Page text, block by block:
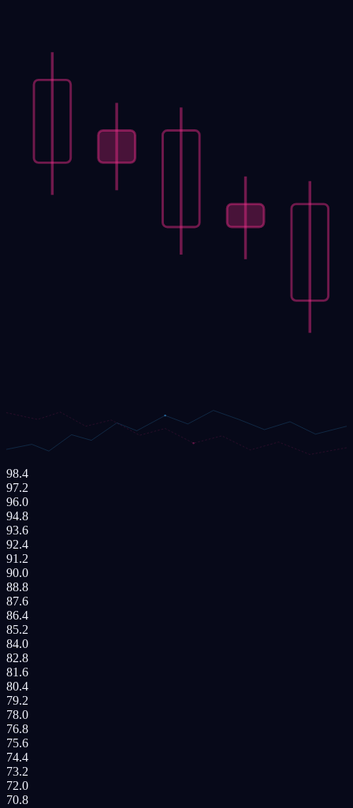
98.4
97.2
96.0
94.8
93.6
92.4
91.2
90.0
88.8
87.6
86.4
85.2
84.0
82.8
81.6
80.4
79.2
78.0
76.8
75.6
74.4
73.2
72.0
70.8